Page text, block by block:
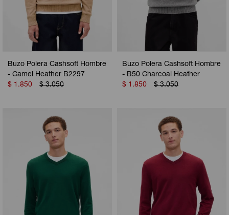
Buzo Polera Cashsoft Hombre
- Camel Heather B2297
$ 1.850 $ 3.050
Buzo Polera Cashsoft Hombre
- B50 Charcoal Heather
$ 1.850 $ 3.050